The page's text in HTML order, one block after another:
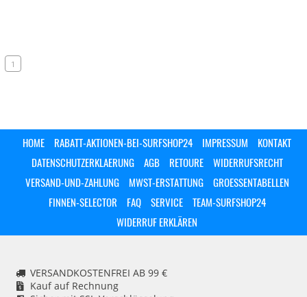
1
HOME RABATT-AKTIONEN-BEI-SURFSHOP24 IMPRESSUM
KONTAKT
DATENSCHUTZERKLAERUNG
AGB RETOURE
WIDERRUFSRECHT
VERSAND-UND-ZAHLUNG
MWST-ERSTATTUNG
GROESSENTABELLEN
FINNEN-SELECTOR
FAQ SERVICE
TEAM-SURFSHOP24
WIDERRUF ERKLÄREN
VERSANDKOSTENFREI AB 99 €
Kauf auf Rechnung